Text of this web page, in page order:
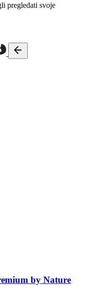
pregledati svoje
by Nature